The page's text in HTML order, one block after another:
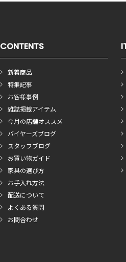
CONTENTS
新着商品
特集記事
お客様事例
雑誌掲載アイテム
今月の店舗オススメ
バイヤーズブログ
スタッフブログ
お買い物ガイド
家具の選び方
お手入れ方法
配送について
よくある質問
お問合わせ